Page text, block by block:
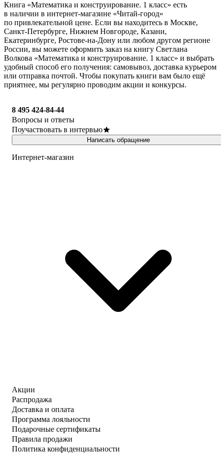
Книга «Математика и конструирование. 1 класс» есть
в наличии в интернет-магазине «Читай-город»
по привлекательной цене. Если вы находитесь в Москве,
Санкт-Петербурге, Нижнем Новгороде, Казани,
Екатеринбурге, Ростове-на-Дону или любом другом регионе
России, вы можете оформить заказ на книгу Светлана
Волкова «Математика и конструирование. 1 класс» и выбрать
удобный способ его получения: самовывоз, доставка курьером
или отправка почтой. Чтобы покупать книги вам было ещё
приятнее, мы регулярно проводим акции и конкурсы.
8 495 424-84-44
Вопросы и ответы
Поучаствовать в интервью
Написать обращение
Интернет-магазин
Акции
Распродажа
Доставка и оплата
Программа лояльности
Подарочные сертификаты
Правила продажи
Политика конфиденциальности